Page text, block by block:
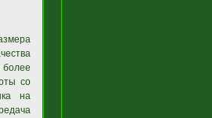
более
со
на